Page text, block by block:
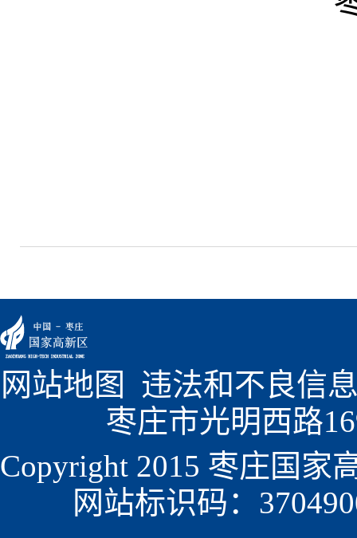
网站地图
违法和不良信
枣庄市光明西路
Copyright 2015 枣庄国家
网站标识码：